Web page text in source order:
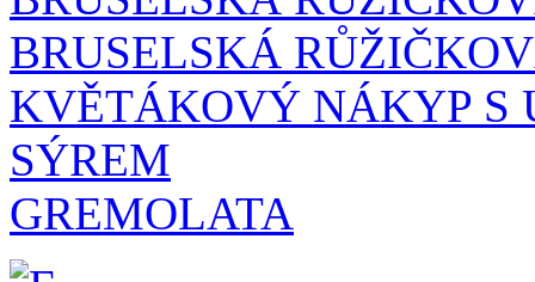
BRUSELSKÁ
KVĚTÁKOVÝ NÁKYP S
SÝREM
GREMOLATA